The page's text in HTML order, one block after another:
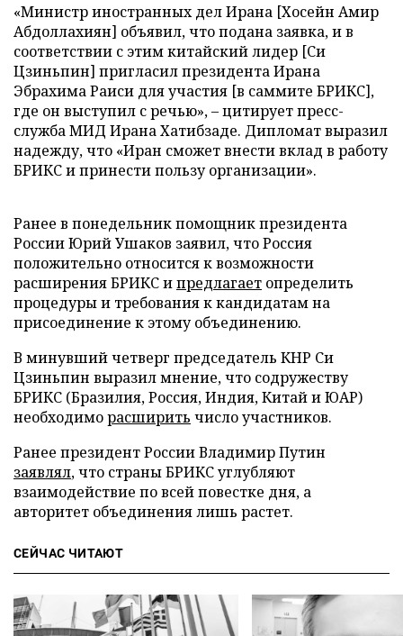
«Министр иностранных дел Ирана [Хосейн Амир
Абдоллахиян] объявил, что подана заявка, и в
соответствии с этим китайский лидер [Си
Цзиньпин] пригласил президента Ирана
Эбрахима Раиси для участия [в саммите БРИКС],
где он выступил с речью», – цитирует пресс-
служба МИД Ирана Хатибзаде. Дипломат выразил
надежду, что «Иран сможет внести вклад в работу
БРИКС и принести пользу организации».
Ранее в понедельник помощник президента
России Юрий Ушаков заявил, что Россия
положительно относится к возможности
расширения БРИКС ипредлагает определить
процедуры и требования к кандидатам на
присоединение к этому объединению.
В минувший четверг председатель КНР Си
Цзиньпин выразил мнение, что содружеству
БРИКС (Бразилия, Россия, Индия, Китай и ЮАР)
необходиморасширить число участников.
Ранее президент России Владимир Путин
заявлял, что страны БРИКС углубляют
взаимодействие по всей повестке дня, а
авторитет объединения лишь растет.
СЕЙЧАС ЧИТАЮТ